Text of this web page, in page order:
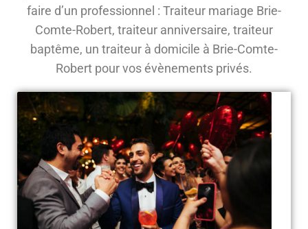
faire d’un professionnel : Traiteur mariage Brie-
Comte-Robert, traiteur anniversaire, traiteur
baptême, un traiteur à domicile à Brie-Comte-
Robert pour vos évènements privés.